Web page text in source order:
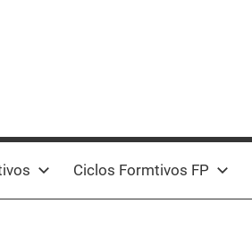
Ciclos Formtivos FP